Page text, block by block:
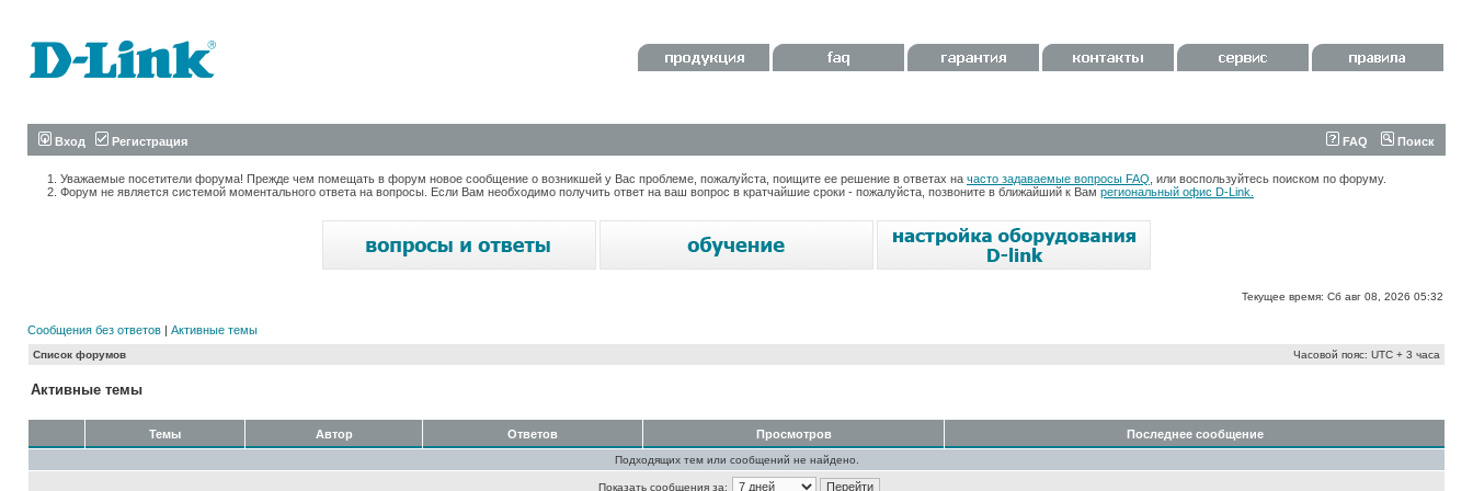
Вход Регистрация FAQ Поиск
Уважаемые посетители форума! Прежде чем помещать в форум новое сообщение о возникшей у Вас проблеме, пожалуйста, поищите ее решение в ответах на часто задаваемые вопросы FAQ , или воспользуйтесь поиском по форуму.
Форум не является системой моментального ответа на вопросы. Если Вам необходимо получить ответ на ваш вопрос в кратчайшие сроки - пожалуйста, позвоните в ближайший к Вам региональный офис D-Link.
Текущее время: Сб авг 08, 2026 05:32
Сообщения без ответов | Активные темы
Список форумов Часовой пояс: UTC + 3 часа
Активные темы
Темы Автор Ответов Просмотров Последнее сообщение
Подходящих тем или сообщений не найдено.
Показать сообщения за: